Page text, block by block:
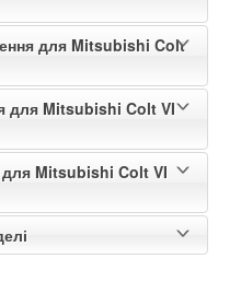
для Mitsubishi Colt
для Mitsubishi Colt VI
для Mitsubishi Colt VI